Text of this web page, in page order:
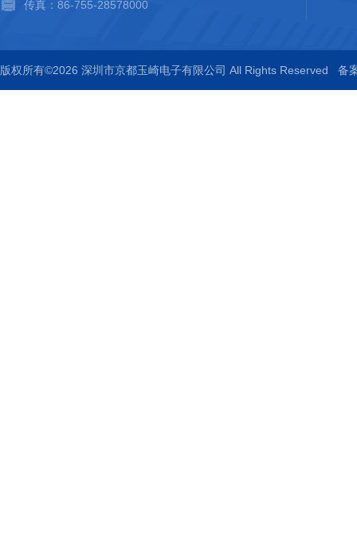
传真：86-755-28578000
版权所有©2026 深圳市京都玉崎电子有限公司 All Rights Reserved 备